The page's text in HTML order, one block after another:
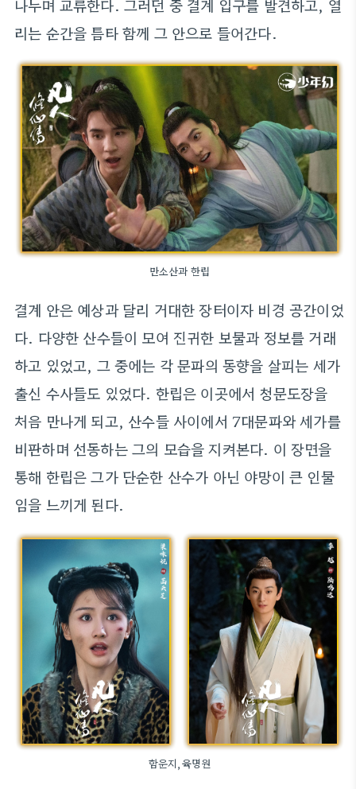
나누며 교류한다. 그러던 중 결계 입구를 발견하고, 열
리는 순간을 틈타 함께 그 안으로 들어간다.
만소산과 한립
결계 안은 예상과 달리 거대한 장터이자 비경 공간이었
다. 다양한 산수들이 모여 진귀한 보물과 정보를 거래
하고 있었고, 그 중에는 각 문파의 동향을 살피는 세가
출신 수사들도 있었다. 한립은 이곳에서 청문도장을
처음 만나게 되고, 산수들 사이에서 7대문파와 세가를
비판하며 선동하는 그의 모습을 지켜본다. 이 장면을
통해 한립은 그가 단순한 산수가 아닌 야망이 큰 인물
임을 느끼게 된다.
함운지,육명원